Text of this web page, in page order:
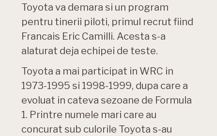
Toyota va demara si un program
pentru tinerii piloti, primul recrut fiind
Francais Eric Camilli. Acesta s-a
alaturat deja echipei de teste.
Toyota a mai participat in WRC in
1973-1995 si 1998-1999, dupa care a
evoluat in cateva sezoane de Formula
1. Printre numele mari care au
concurat sub culorile Toyota s-au